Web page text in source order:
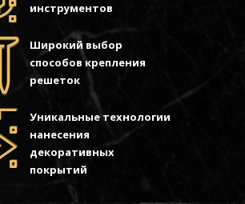
инструментов
Широкий выбор
способов крепления
решеток
Уникальные технологии
нанесения
декоративных
покрытий